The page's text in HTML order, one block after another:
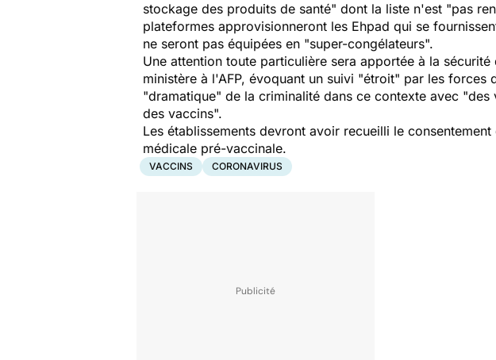
stockage des produits de santé" dont la liste n'est "pas
plateformes approvisionneront les Ehpad qui se
ne seront pas équipées en "super-congélateurs".
Une attention toute particulière sera apportée à la
ministère à l'AFP, évoquant un suivi "étroit" par les
"dramatique" de la criminalité dans ce contexte avec
des vaccins".
Les établissements devront avoir recueilli le
médicale pré-vaccinale.
VACCINS CORONAVIRUS